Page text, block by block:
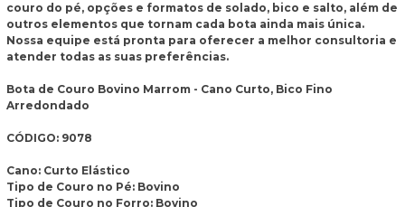
couro do pé, opções e formatos de solado, bico e salto, além de
outros elementos que tornam cada bota ainda mais única.
Nossa equipe está pronta para oferecer a melhor consultoria e
atender todas as suas preferências.
Bota de Couro Bovino Marrom - Cano Curto, Bico Fino
Arredondado
CÓDIGO: 9078
Cano: Curto Elástico
Tipo de Couro no Pé: Bovino
Tipo de Couro no Forro: Bovino